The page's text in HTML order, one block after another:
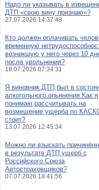
Надо ли указывать в
ДТП «свою вину признаю»?
27.07.2026 14:37:48
Кто должен оплачивать
временную
возникшую у него через 10
после увольнения?
18.07.2026 07:34:31
Я виновник ДТП,был в
алкогольного опьянения.Как я
понимаю,рассчитывать на
возмещение ущерба по
стоит?
13.07.2026 12:45:34
Можно ли взыскать
в результате ДТП ущерб с
Российского Союза
Автостраховщиков?
07.07.2026 18:41:56